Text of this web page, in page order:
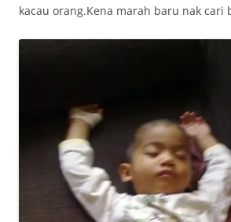
kacau orang.Kena marah baru nak cari